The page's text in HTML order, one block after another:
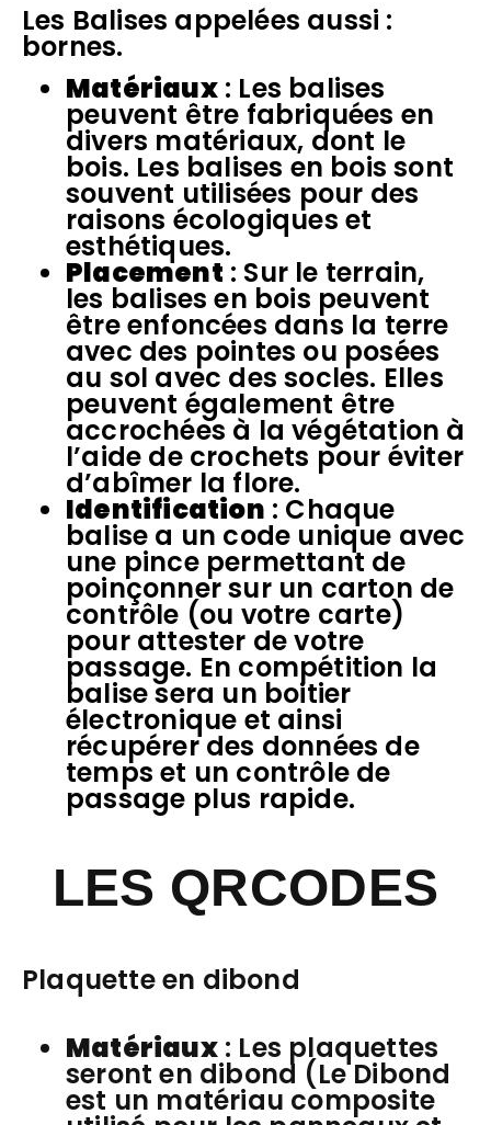
Les Balises appelées aussi :
bornes.
Matériaux: Les balises
peuvent être fabriquées en
divers matériaux, dont le
bois. Les balises en bois sont
souvent utilisées pour des
raisons écologiques et
esthétiques.
Placement : Sur le terrain,
les balises en bois peuvent
être enfoncées dans la terre
avec des pointes ou posées
au sol avec des socles. Elles
peuvent également être
accrochées à la végétation à
l’aide de crochets pour éviter
d’abîmer la flore.
Identification : Chaque
balise a un code unique avec
une pince permettant de
poinçonner sur un carton de
contrôle (ou votre carte)
pour attester de votre
passage. En compétition la
balise sera un boitier
électronique et ainsi
récupérer des données de
temps et un contrôle de
passage plus rapide.
LES QRCODES
Plaquette en dibond
Matériaux: Les plaquettes
seront en dibond (Le Dibond
est un matériau composite